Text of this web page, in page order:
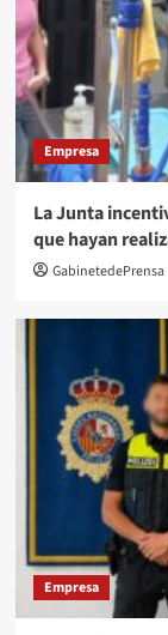
Empresa
La Junta
que hayan
GabinetedePrensa
Empresa